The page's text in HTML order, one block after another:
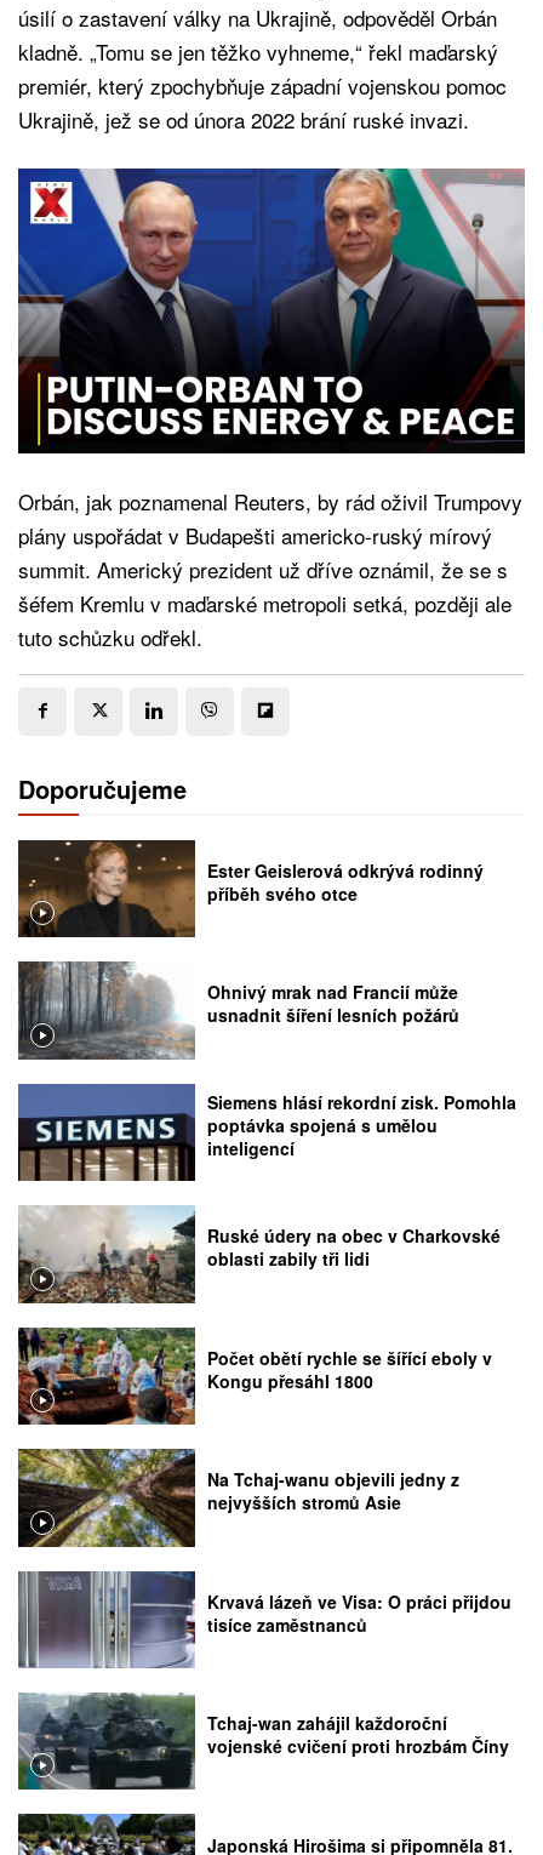
úsilí o zastavení války na Ukrajině, odpověděl Orbán
kladně. „Tomu se jen těžko vyhneme,“ řekl maďarský
premiér, který zpochybňuje západní vojenskou pomoc
Ukrajině, jež se od února 2022 brání ruské invazi.
Orbán, jak poznamenal Reuters, by rád oživil Trumpovy
plány uspořádat v Budapešti americko-ruský mírový
summit. Americký prezident už dříve oznámil, že se s
šéfem Kremlu v maďarské metropoli setká, později ale
tuto schůzku odřekl.
Doporučujeme
Ester Geislerová odkrývá rodinný
příběh svého otce
Ohnivý mrak nad Francií může
usnadnit šíření lesních požárů
Siemens hlásí rekordní zisk. Pomohla
poptávka spojená s umělou
inteligencí
Ruské údery na obec v Charkovské
oblasti zabily tři lidi
Počet obětí rychle se šířící eboly v
Kongu přesáhl 1800
Na Tchaj-wanu objevili jedny z
nejvyšších stromů Asie
Krvavá lázeň ve Visa: O práci přijdou
tisíce zaměstnanců
Tchaj-wan zahájil každoroční
vojenské cvičení proti hrozbám Číny
Japonská Hirošima si připomněla 81.